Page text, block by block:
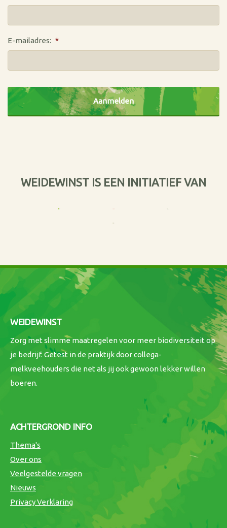
E-mailadres: *
WEIDEWINST IS EEN INITIATIEF VAN
WEIDEWINST
Zorg met slimme maatregelen voor meer biodiversiteit op
je bedrijf. Getest in de praktijk door collega-
melkveehouders die net als jij ook gewoon lekker willen
boeren.
ACHTERGROND INFO
Thema's
Over ons
Veelgestelde vragen
Nieuws
Privacy Verklaring